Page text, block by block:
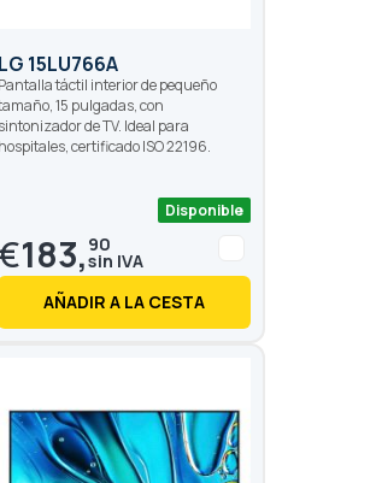
LG 15LU766A
Pantalla táctil interior de pequeño
15 pulgadas, con
sintonizador de TV. Ideal para
hospitales, certificado ISO 22196.
Disponible
183,90
AÑADIR A LA CESTA